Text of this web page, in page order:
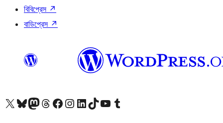
বিবিপ্রেস ↗
বাডিপ্রেস ↗
আমাদের X (আগের টুইটার) অ্যাকাউন্টে যানআমাদের Bluesky অ্যাকাউন্টটি দেখুনআমাদের মাস্টোডন অ্যাকাউন্টটি দেখুনআমাদের থ্রেডস অ্যাকাউন্টটি দেখুনআমাদের ফেসবুক পেজ দেখুনআমাদের ইন্সটাগ্রাম অ্যাকাউন্ট দেখুনআমাদের লিঙ্কডইন অ্যাকাউন্টে যানআমাদের TikTok অ্যাকাউন্টটি দেখুনআমাদের ইউটিউব চ্যানেলে যান আমাদের টাম্বলার অ্যাকাউন্ট দেখুন